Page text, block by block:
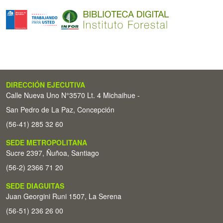
DIRECCIÓN EJECUTIVA
Calle Nueva Uno N°3570 Lt. 4 Michaihue -
San Pedro de La Paz, Concepción
(56-41) 285 32 60
SEDE METROPOLITANA
Sucre 2397, Ñuñoa, Santiago
(56-2) 2366 71 20
SEDE DIAGUITAS
Juan Georgini Runi 1507, La Serena
(56-51) 236 26 00